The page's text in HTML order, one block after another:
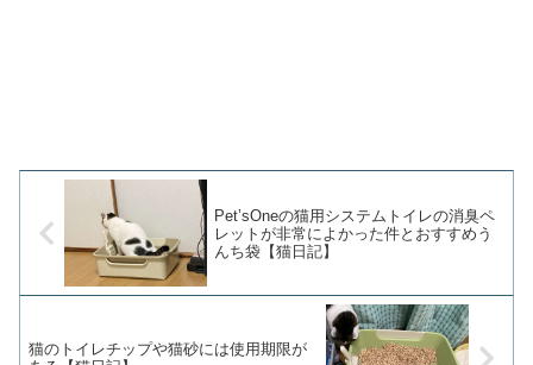
Pet’sOneの猫用システムトイレの消臭ペ
レットが非常によかった件とおすすめう
んち袋【猫日記】
猫のトイレチップや猫砂には使用期限が